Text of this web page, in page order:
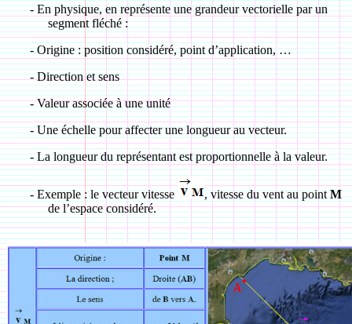
- En physique, en représente une grandeur vectorielle par un
segment fléché :
- Origine : position considéré, point d’application, …
- Direction et sens
- Valeur associée à une unité
- Une échelle pour affecter une longueur au vecteur.
- La longueur du représentant est proportionnelle à la valeur.
- Exemple : le vecteur vitesse , vitesse du vent au pointM
de l’espace considéré.